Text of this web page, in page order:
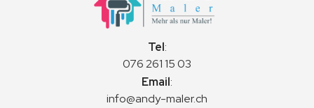
Tel:
076 261 15 03
Email:
info@andy-maler.ch